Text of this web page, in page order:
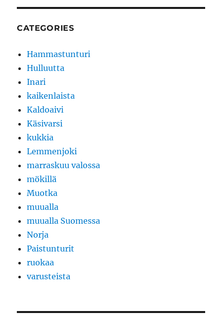
CATEGORIES
Hammastunturi
Hulluutta
Inari
kaikenlaista
Kaldoaivi
Käsivarsi
kukkia
Lemmenjoki
marraskuu valossa
mökillä
Muotka
muualla
muualla Suomessa
Norja
Paistunturit
ruokaa
varusteista